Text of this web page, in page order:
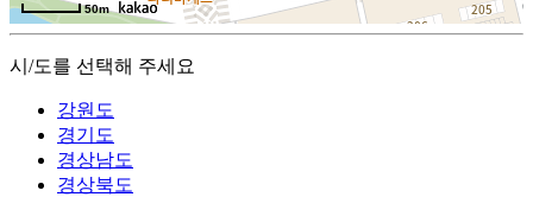
50m
시/도를 선택해 주세요
강원도
경기도
경상남도
경상북도